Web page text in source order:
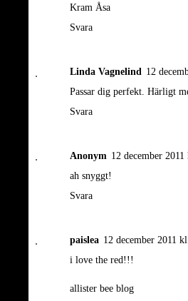
Kram Åsa
Svara
Linda Vagnelind 12
Passar dig perfekt. Härligt
Svara
Anonym 12 december
ah snyggt!
Svara
paislea 12 december 2011
i love the red!!!
allister bee blog